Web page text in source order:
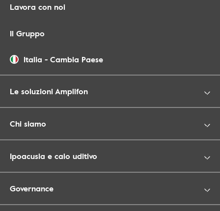
Lavora con noi
Il Gruppo
Italia - Cambia Paese
Le soluzioni Amplifon
Chi siamo
Ipoacusia e calo uditivo
Governance